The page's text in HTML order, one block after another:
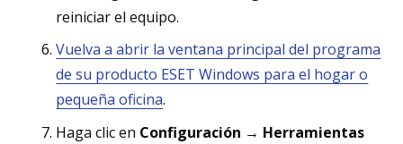
reiniciar el equipo.
Vuelva a abrir la ventana principal del programa
de su producto ESET Windows para el hogar o
pequeña oficina.
Haga clic en Configuración → Herramientas